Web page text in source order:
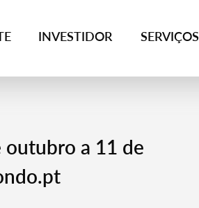
INVESTIDOR SERVIÇOS
outubro a 11 de